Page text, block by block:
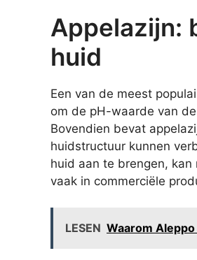
Appelazijn:
huid
Een van de meest
om de pH-waarde van
Bovendien bevat
huidstructuur kunnen
huid aan te brengen,
vaak in commerciële
LESEN Waarom